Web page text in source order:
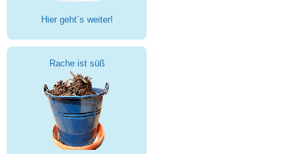
Hier geht´s weiter!
Rache ist süß